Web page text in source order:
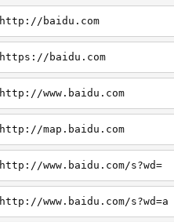
http://baidu.com
https://baidu.com
http://www.baidu.com
http://map.baidu.com
http://www.baidu.com/s?wd=
http://www.baidu.com/s?wd=a